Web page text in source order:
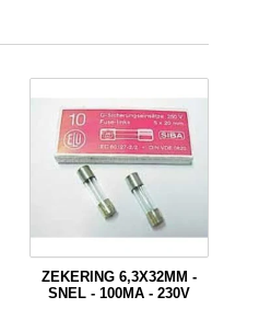
ZEKERING 6,3X32MM -
SNEL - 100MA - 230V